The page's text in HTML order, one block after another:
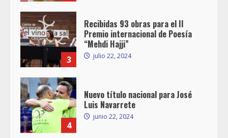
3
Recibidas 93 obras para el II
Premio internacional de Poesía
“Mehdi Hajji”
julio 22, 2024
4
Nuevo título nacional para José
Luis Navarrete
junio 22, 2024